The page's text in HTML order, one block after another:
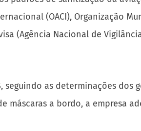
(OACI), Organização
(Agência Nacional de
as determinações
a bordo, a empresa